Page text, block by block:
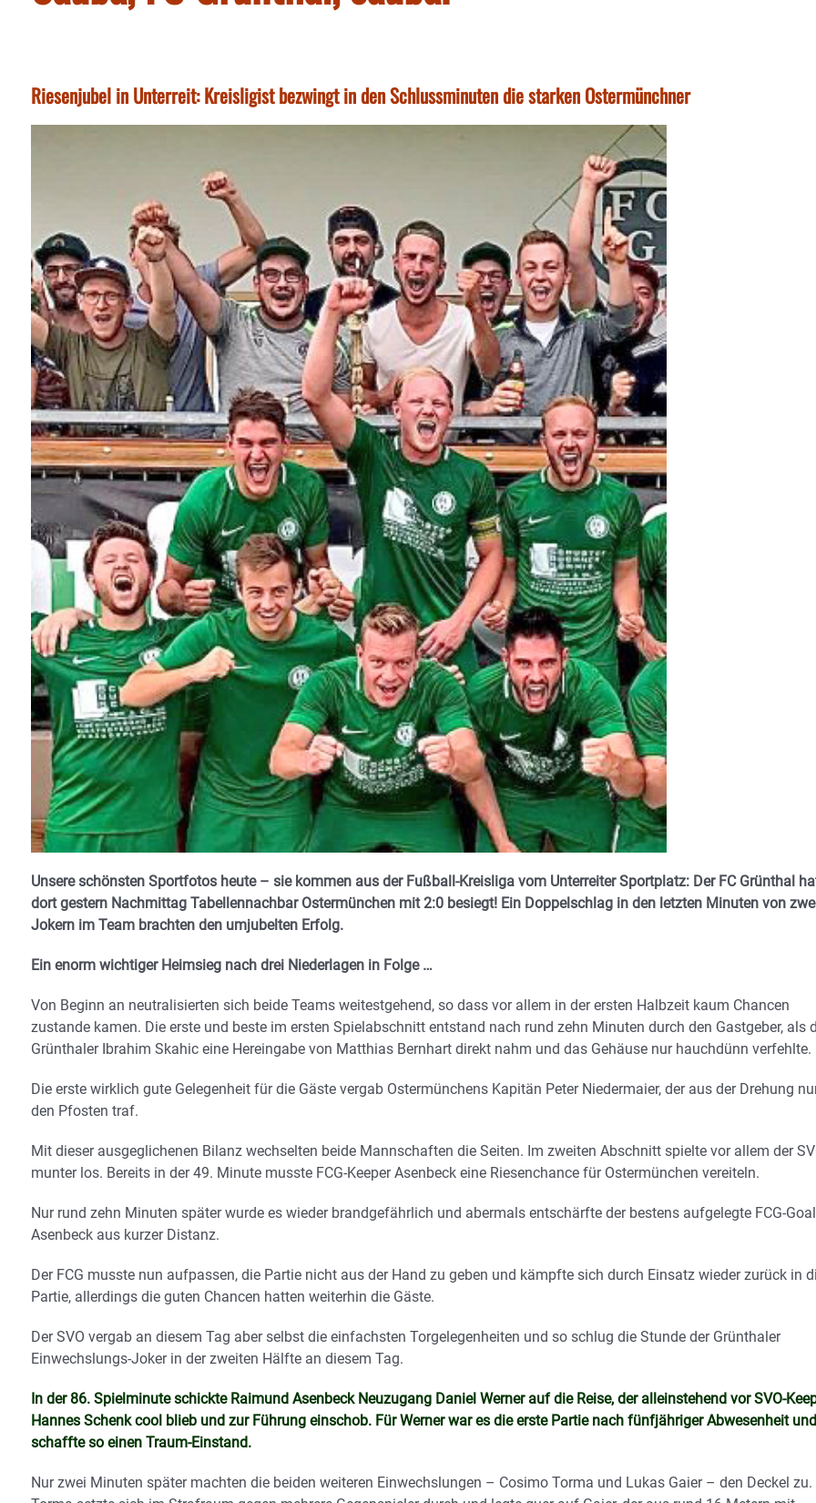
Riesenjubel in Unterreit: Kreisligist bezwingt in den Schlussminuten die starken Ostermünchner
Unsere schönsten Sportfotos heute – sie kommen aus der Fußball-Kreisliga vom Unterreiter Sportplatz: Der FC Grünthal
dort gestern Nachmittag Tabellennachbar Ostermünchen mit 2:0 besiegt! Ein Doppelschlag in den letzten Minuten von
Jokern im Team brachten den umjubelten Erfolg.
Ein enorm wichtiger Heimsieg nach drei Niederlagen in Folge …
Von Beginn an neutralisierten sich beide Teams weitestgehend, so dass vor allem in der ersten Halbzeit kaum Chancen
zustande kamen. Die erste und beste im ersten Spielabschnitt entstand nach rund zehn Minuten durch den Gastgeber, als
Grünthaler Ibrahim Skahic eine Hereingabe von Matthias Bernhart direkt nahm und das Gehäuse nur hauchdünn verfehlte.
Die erste wirklich gute Gelegenheit für die Gäste vergab Ostermünchens Kapitän Peter Niedermaier, der aus der Drehung
den Pfosten traf.
Mit dieser ausgeglichenen Bilanz wechselten beide Mannschaften die Seiten. Im zweiten Abschnitt spielte vor allem der
munter los. Bereits in der 49. Minute musste FCG-Keeper Asenbeck eine Riesenchance für Ostermünchen vereiteln.
Nur rund zehn Minuten später wurde es wieder brandgefährlich und abermals entschärfte der bestens aufgelegte FCG-
Asenbeck aus kurzer Distanz.
Der FCG musste nun aufpassen, die Partie nicht aus der Hand zu geben und kämpfte sich durch Einsatz wieder zurück in
Partie, allerdings die guten Chancen hatten weiterhin die Gäste.
Der SVO vergab an diesem Tag aber selbst die einfachsten Torgelegenheiten und so schlug die Stunde der Grünthaler
Einwechslungs-Joker in der zweiten Hälfte an diesem Tag.
In der 86. Spielminute schickte Raimund Asenbeck Neuzugang Daniel Werner auf die Reise, der alleinstehend vor SVO-
Hannes Schenk cool blieb und zur Führung einschob. Für Werner war es die erste Partie nach fünfjähriger Abwesenheit
schaffte so einen Traum-Einstand.
Nur zwei Minuten später machten die beiden weiteren Einwechslungen – Cosimo Torma und Lukas Gaier – den Deckel zu.